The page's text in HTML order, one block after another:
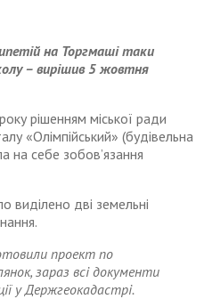
на Торгмаші таки
– вирішив 5 жовтня
рішенням міської ради
«Олімпійський» (будівельна
на себе зобов’язання
виділено дві земельні
проект по
зараз всі документи
у Держгеокадастрі.